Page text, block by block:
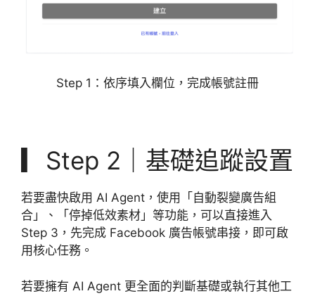
Step 1：依序填入欄位，完成帳號註冊
▎Step 2｜基礎追蹤設置
若要盡快啟用 AI Agent，使用「自動裂變廣告組
合」、「停掉低效素材」等功能，可以直接進入
Step 3，先完成 Facebook 廣告帳號串接，即可啟
用核心任務。
若要擁有 AI Agent 更全面的判斷基礎或執行其他工